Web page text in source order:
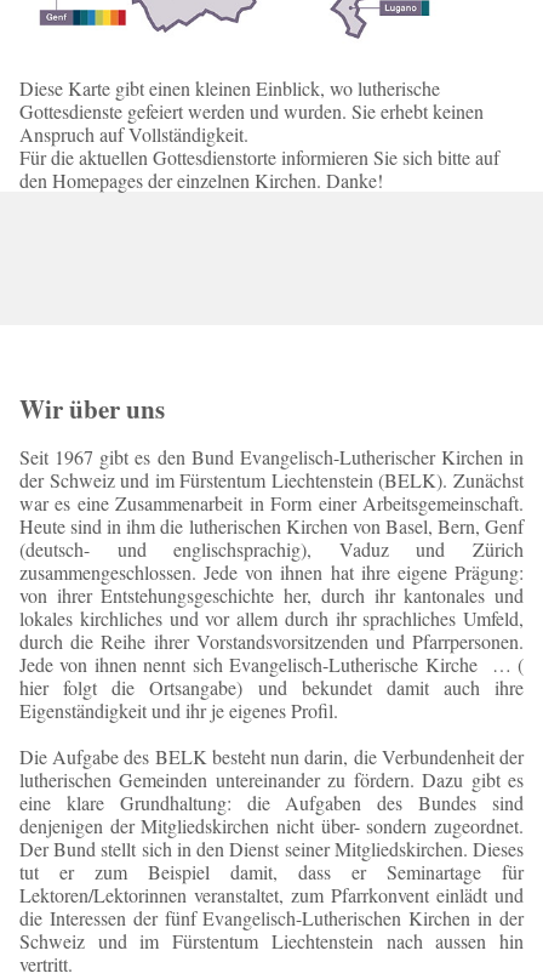
Diese Karte gibt einen kleinen Einblick, wo lutherische
Gottesdienste gefeiert werden und wurden. Sie erhebt keinen
Anspruch auf Vollständigkeit.
Für die aktuellen Gottesdienstorte informieren Sie sich bitte auf
den Homepages der einzelnen Kirchen. Danke!
Wir über uns
Seit 1967 gibt es den Bund Evangelisch-Lutherischer Kirchen in
der Schweiz und im Fürstentum Liechtenstein (BELK). Zunächst
war es eine Zusammenarbeit in Form einer Arbeitsgemeinschaft.
Heute sind in ihm die lutherischen Kirchen von Basel, Bern, Genf
(deutsch- und englischsprachig), Vaduz und Zürich
zusammengeschlossen. Jede von ihnen hat ihre eigene Prägung:
von ihrer Entstehungsgeschichte her, durch ihr kantonales und
lokales kirchliches und vor allem durch ihr sprachliches Umfeld,
durch die Reihe ihrer Vorstandsvorsitzenden und Pfarrpersonen.
Jede von ihnen nennt sich Evangelisch-Lutherische Kirche … (
hier folgt die Ortsangabe) und bekundet damit auch ihre
Eigenständigkeit und ihr je eigenes Profil.
Die Aufgabe des BELK besteht nun darin, die Verbundenheit der
lutherischen Gemeinden untereinander zu fördern. Dazu gibt es
eine klare Grundhaltung: die Aufgaben des Bundes sind
denjenigen der Mitgliedskirchen nicht über- sondern zugeordnet.
Der Bund stellt sich in den Dienst seiner Mitgliedskirchen. Dieses
tut er zum Beispiel damit, dass er Seminartage für
Lektoren/Lektorinnen veranstaltet, zum Pfarrkonvent einlädt und
die Interessen der fünf Evangelisch-Lutherischen Kirchen in der
Schweiz und im Fürstentum Liechtenstein nach aussen hin
vertritt.